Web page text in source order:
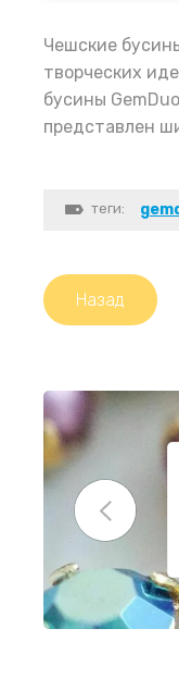
Чешские
творческих
бусины
представлен
теги:
Назад